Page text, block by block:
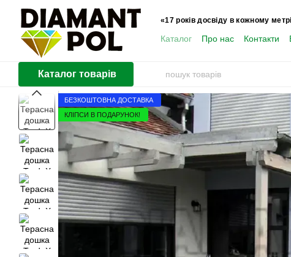
Перейти до основного контенту
«17 років досвіду в кожному
Каталог Про нас Контакти
Каталог товарів
БЕЗКОШТОВНА ДОСТАВКА
КЛІПСИ В ПОДАРУНОК!